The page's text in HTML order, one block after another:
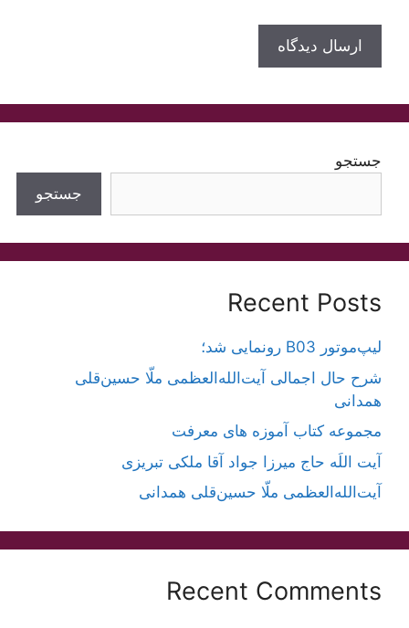
جستجو
جستجو
Recent Posts
لیپ‌موتور B03 رونمایی شد؛
شرح حال اجمالی آیت‌الله‌العظمی ملّا حسین‌قلی
همدانی
مجموعه کتاب آموزه های معرفت
آیت اللَه حاج میرزا جواد آقا ملکی تبریزی
آیت‌الله‌العظمی ملّا حسین‌قلی همدانی
Recent Comments